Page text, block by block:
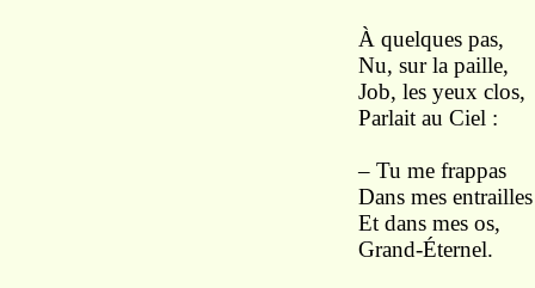
À quelques pas,
Nu, sur la paille,
Job, les yeux clos,
Parlait au Ciel :
– Tu me frappas
Dans mes entrailles
Et dans mes os,
Grand-Éternel.